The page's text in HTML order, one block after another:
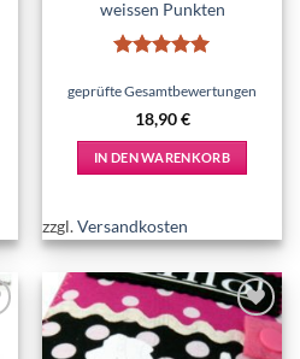
weissen Punkten
mit5von
geprüfte Gesamtbewertungen
18,90€
IN DEN WARENKORB
zzgl.Versandkosten
Add to
wishlist